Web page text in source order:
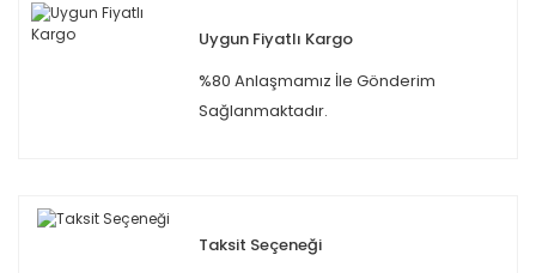
Uygun Fiyatlı Kargo
%80 Anlaşmamız İle Gönderim
Sağlanmaktadır.
Taksit Seçeneği